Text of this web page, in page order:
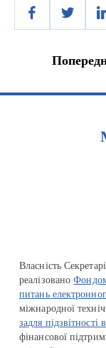
Власність
реалізовано
питань
міжнародної
задля підзвітності
фінансової